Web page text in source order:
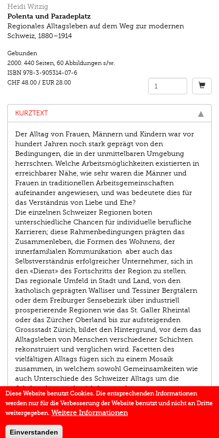
Heidi Witzig
Polenta und Paradeplatz
Regionales Alltagsleben auf dem Weg zur modernen
Schweiz, 1880–1914
Gebunden
2000. 440 Seiten, 60 Abbildungen s/w.
ISBN 978-3-905314-07-6
CHF 48.00 / EUR 28.00
KURZTEXT
Der Alltag von Frauen, Männern und Kindern war vor
hundert Jahren noch stark geprägt von den
Bedingungen, die in der unmittelbaren Umgebung
herrschten. Welche Arbeitsmöglichkeiten existierten in
erreichbarer Nähe, wie sehr waren die Männer und
Frauen in traditionellen Arbeitsgemeinschaften
aufeinander angewiesen, und was bedeutete dies für
das Verständnis von Liebe und Ehe?
Die einzelnen Schweizer Regionen boten
unterschiedliche Chancen für individuelle berufliche
Karrieren; diese Rahmenbedingungen prägten das
Zusammenleben, die Formen des Wohnens, der
innerfamilialen Kommunikation ­ aber auch das
Selbstverständnis erfolgreicher Unternehmer, sich in
den «Dienst» des Fortschritts der Region zu stellen.
Das regionale Umfeld in Stadt und Land, von den
katholisch geprägten Walliser und Tessiner Bergtälern
oder dem Freiburger Sensebezirk über industriell
prosperierende Regionen wie das St. Galler Rheintal
oder das Zürcher Oberland bis zur aufsteigenden
Grossstadt Zürich, bildet den Hintergrund, vor dem das
Alltagsleben von Menschen verschiedener Schichten
rekonstruiert und verglichen wird. Facetten des
vielfältigen Alltags fügen sich zu einem Mosaik
zusammen, in welchem sowohl Gemeinsamkeiten wie
auch Unterschiede des Schweizer Alltags um die
Jahrhundertwende sichtbar werden.
AUTOR/IN
IN DEN MEDIEN
Diese Website benutzt Cookies. Die entsprechenden Informationen
werden nur für die Verbesserung der Website benutzt und nicht an Dritte
weitergegeben. Weitere Informationen
Einverstanden